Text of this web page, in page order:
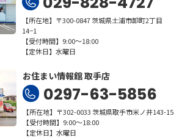
【所在地】〒300-0847 茨城県土浦市卸町2丁目
14−1
【受付時間】9:00～18:00
【定休日】水曜日
お住まい情報館 取手店
0297-63-5856
【所在地】〒302-0033 茨城県取手市米ノ井143-15
【受付時間】9:00～18:00
【定休日】水曜日